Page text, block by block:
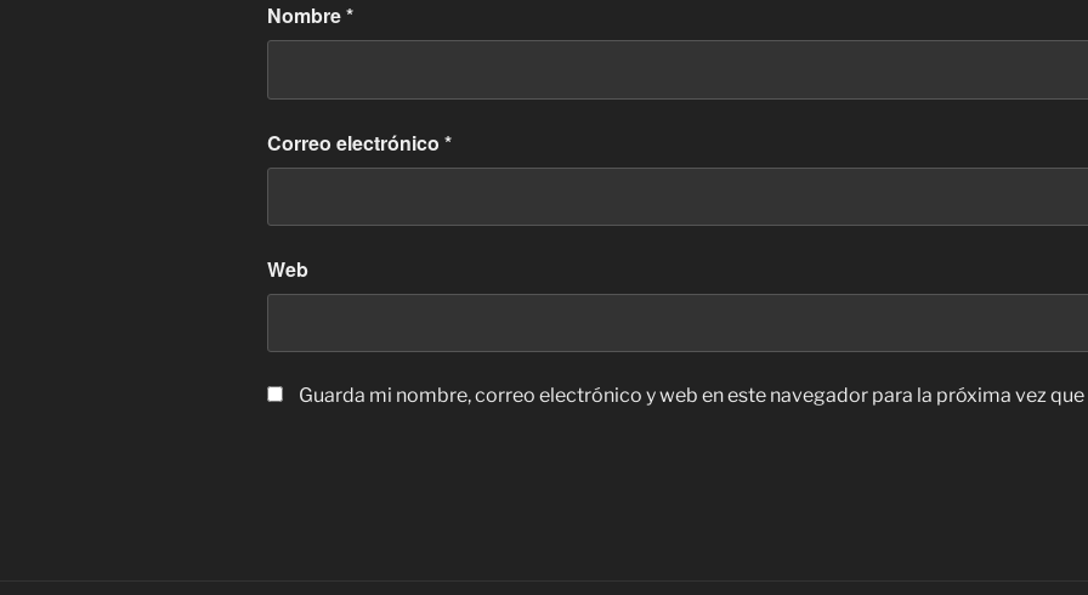
Nombre*
Correo electrónico *
Web
Guarda mi nombre, correo electrónico y web en este navegador para la próxima vez